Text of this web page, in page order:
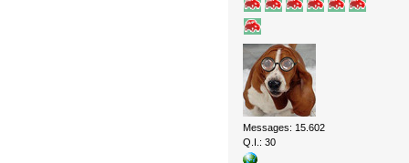
Messages: 15.602
Q.I.: 30